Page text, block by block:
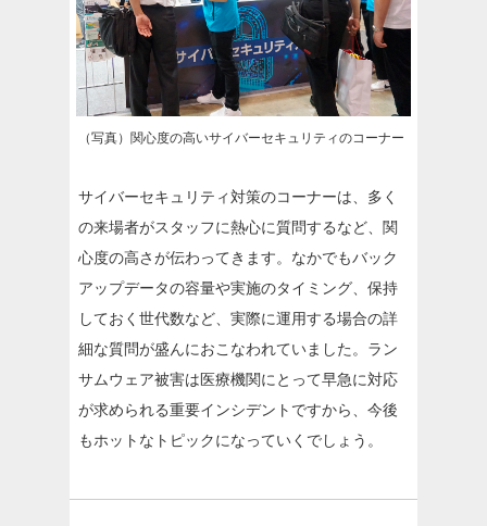
（写真）関心度の高いサイバーセキュリティのコーナー
サイバーセキュリティ対策のコーナーは、多く
の来場者がスタッフに熱心に質問するなど、関
心度の高さが伝わってきます。なかでもバック
アップデータの容量や実施のタイミング、保持
しておく世代数など、実際に運用する場合の詳
細な質問が盛んにおこなわれていました。ラン
サムウェア被害は医療機関にとって早急に対応
が求められる重要インシデントですから、今後
もホットなトピックになっていくでしょう。